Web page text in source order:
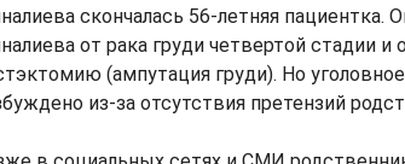
скончалась 56-летняя пациентка.
от рака груди четвертой стадии и
(ампутация груди). Но
из-за отсутствия претензий